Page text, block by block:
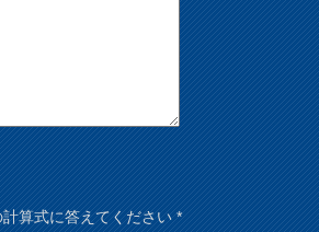
算式に答えてください*